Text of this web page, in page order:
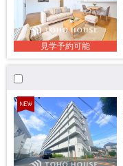
見学予約可能